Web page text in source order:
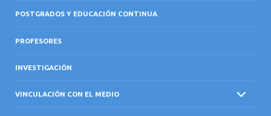
POSTGRADOS Y EDUCACIÓN CONTINUA
PROFESORES
INVESTIGACIÓN
VINCULACIÓN CON EL MEDIO